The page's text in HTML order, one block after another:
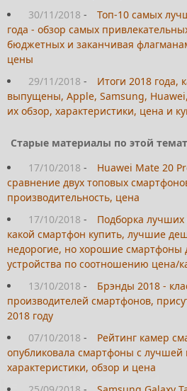
30/11/2018 -
Топ-10 самых
года - обзор самых
бюджетных и заканчивая
цены
29/11/2018 -
Итоги 2018 года,
выпущены, Apple, Samsung,
их обзор, характеристики, цена и
Старые материалы по этой
17/10/2018 -
Huawei Mate 20
сравнение двух топовых
производительность, цена
17/10/2018 -
Подборка лучших
какой смартфон купить, лучшие
недорогие, но хорошие смартфоны
устройства по соотношению цена/
13/10/2018 -
Брэнды 2018 -
производителей смартфонов,
2018 году
07/10/2018 -
Рейтинг камер
опубликовала смартфоны с лучшей
характеристики, обзор и цена